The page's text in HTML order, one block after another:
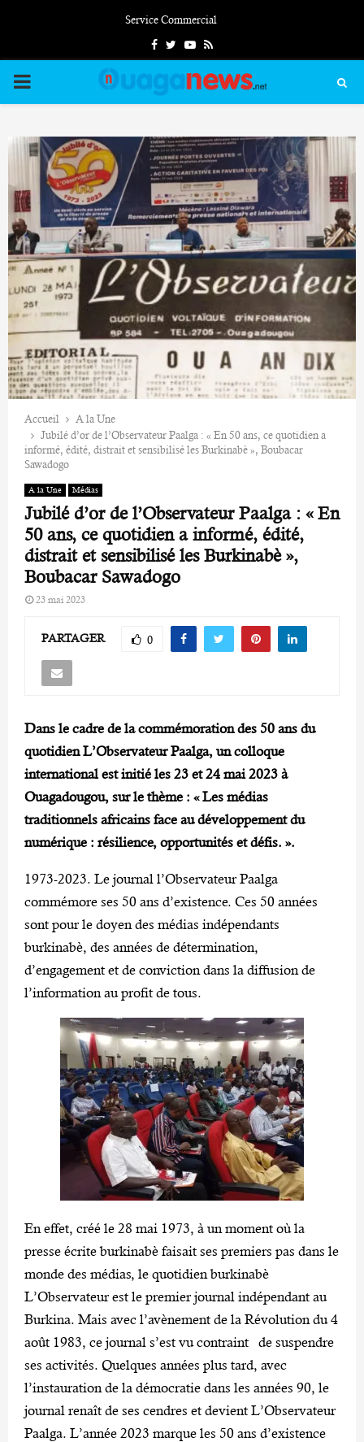
Service Commercial
FacebookTwitterYoutube
Rss
PRIMARY
Accueil
A la Une
Jubilé d’or de l’Observateur Paalga : « En 50 ans, ce quotidien a
informé, édité, distrait et sensibilisé les Burkinabè », Boubacar
Sawadogo
A la Une Médias
Jubilé d’or de l’Observateur Paalga : « En
50 ans, ce quotidien a informé, édité,
distrait et sensibilisé les Burkinabè »,
Boubacar Sawadogo
23 mai 2023
PARTAGER 0
Dans le cadre de la commémoration des 50 ans du
quotidien L’Observateur Paalga, un colloque
international est initié les 23 et 24 mai 2023 à
Ouagadougou, sur le thème : « Les médias
traditionnels africains face au développement du
numérique : résilience, opportunités et défis. ».
1973-2023. Le journal l’Observateur Paalga
commémore ses 50 ans d’existence. Ces 50 années
sont pour le doyen des médias indépendants
burkinabè, des années de détermination,
d’engagement et de conviction dans la diffusion de
l’information au profit de tous.
En effet, créé le 28 mai 1973, à un moment où la
presse écrite burkinabè faisait ses premiers pas dans le
monde des médias, le quotidien burkinabè
L’Observateur est le premier journal indépendant au
Burkina. Mais avec l’avènement de la Révolution du 4
août 1983, ce journal s’est vu contraint de suspendre
ses activités. Quelques années plus tard, avec
l’instauration de la démocratie dans les années 90, le
journal renaît de ses cendres et devient L’Observateur
Paalga. L’année 2023 marque les 50 ans d’existence